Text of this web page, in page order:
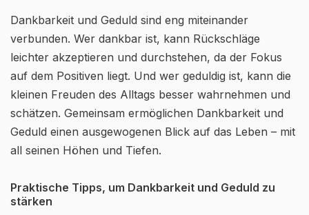
Dankbarkeit und Geduld sind eng miteinander
verbunden. Wer dankbar ist, kann Rückschläge
leichter akzeptieren und durchstehen, da der Fokus
auf dem Positiven liegt. Und wer geduldig ist, kann die
kleinen Freuden des Alltags besser wahrnehmen und
schätzen. Gemeinsam ermöglichen Dankbarkeit und
Geduld einen ausgewogenen Blick auf das Leben – mit
all seinen Höhen und Tiefen.
Praktische Tipps, um Dankbarkeit und Geduld zu
stärken